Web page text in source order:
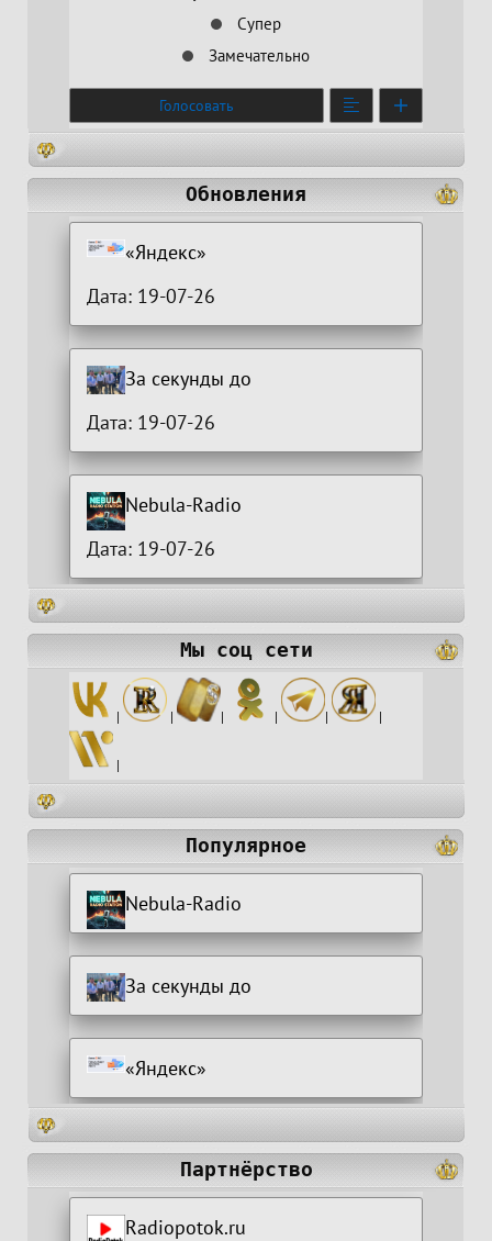
Супер
Замечательно
Голосовать
Обновления
«Яндекс»
Дата: 19-07-26
За секунды до
Дата: 19-07-26
Nebula-Radio
Дата: 19-07-26
Мы соц сети
| | | | | |
|
Популярное
Nebula-Radio
За секунды до
«Яндекс»
Партнёрство
Radiopotok.ru